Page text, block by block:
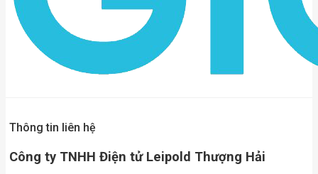
Thông tin liên hệ
Công ty TNHH Điện tử Leipold Thượng Hải